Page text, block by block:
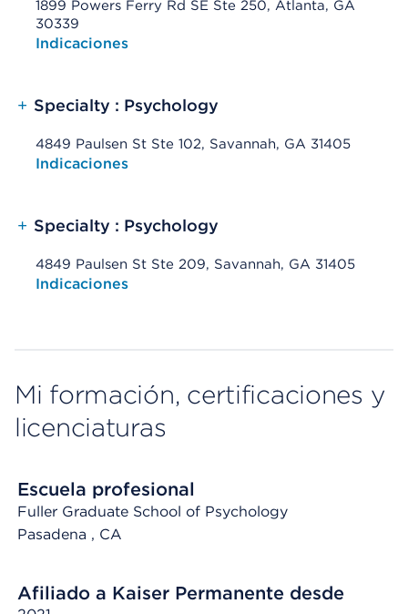
1899 Powers Ferry Rd SE Ste 250, Atlanta, GA
30339
Opens native map application on mobile devices
Indicaciones
+ Specialty : Psychology
4849 Paulsen St Ste 102, Savannah, GA 31405
Opens native map application on mobile devices
Indicaciones
+ Specialty : Psychology
4849 Paulsen St Ste 209, Savannah, GA 31405
Opens native map application on mobile devices
Indicaciones
Mi formación, certificaciones y
licenciaturas
Escuela profesional
Fuller Graduate School of Psychology
Pasadena , CA
Afiliado a Kaiser Permanente desde